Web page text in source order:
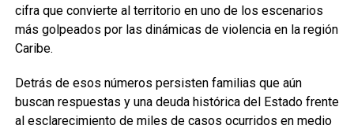
cifra que convierte al territorio en uno de los escenarios
más golpeados por las dinámicas de violencia en la región
Caribe.
Detrás de esos números persisten familias que aún
buscan respuestas y una deuda histórica del Estado frente
al esclarecimiento de miles de casos ocurridos en medio